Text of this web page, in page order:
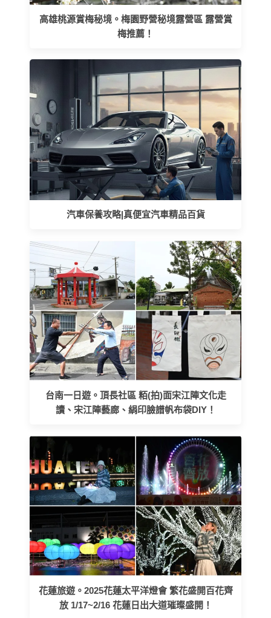
高雄桃源賞梅秘境。梅園野營秘境露營區 露營賞
梅推薦！
汽車保養攻略|真便宜汽車精品百貨
台南一日遊。頂長社區 粨(拍)面宋江陣文化走
讀、宋江陣藝廊、絹印臉譜帆布袋DIY！
花蓮旅遊。2025花蓮太平洋燈會 繁花盛開百花齊
放 1/17~2/16 花蓮日出大道璀璨盛開！